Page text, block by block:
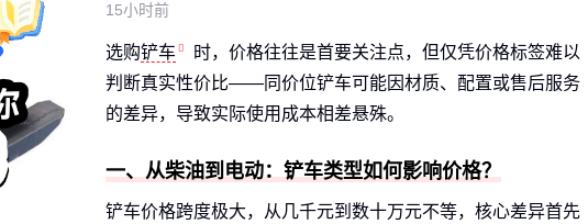
15小时前
选购铲车
时，价格往往是首要关注点，但仅凭价格标签难以
判断真实性价比——同价位铲车可能因材质、配置或售后服务
的差异，导致实际使用成本相差悬殊。
一、从柴油到电动：铲车类型如何影响价格？
铲车价格跨度极大，从几千元到数十万元不等，核心差异首先